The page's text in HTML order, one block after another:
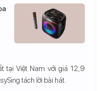
tại Việt Nam với giá 12,9
tách lời bài hát.